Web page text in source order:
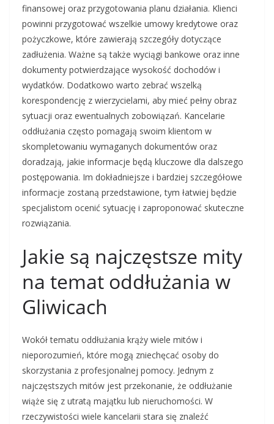
finansowej oraz przygotowania planu działania. Klienci
powinni przygotować wszelkie umowy kredytowe oraz
pożyczkowe, które zawierają szczegóły dotyczące
zadłużenia. Ważne są także wyciągi bankowe oraz inne
dokumenty potwierdzające wysokość dochodów i
wydatków. Dodatkowo warto zebrać wszelką
korespondencję z wierzycielami, aby mieć pełny obraz
sytuacji oraz ewentualnych zobowiązań. Kancelarie
oddłużania często pomagają swoim klientom w
skompletowaniu wymaganych dokumentów oraz
doradzają, jakie informacje będą kluczowe dla dalszego
postępowania. Im dokładniejsze i bardziej szczegółowe
informacje zostaną przedstawione, tym łatwiej będzie
specjalistom ocenić sytuację i zaproponować skuteczne
rozwiązania.
Jakie są najczęstsze mity
na temat oddłużania w
Gliwicach
Wokół tematu oddłużania krąży wiele mitów i
nieporozumień, które mogą zniechęcać osoby do
skorzystania z profesjonalnej pomocy. Jednym z
najczęstszych mitów jest przekonanie, że oddłużanie
wiąże się z utratą majątku lub nieruchomości. W
rzeczywistości wiele kancelarii stara się znaleźć